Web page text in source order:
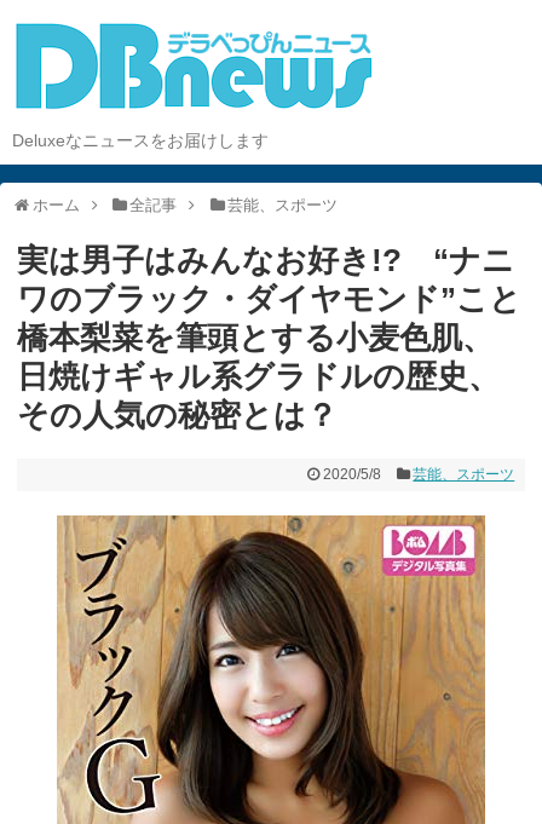
Deluxeなニュースをお届けします
ホーム 全記事 芸能、スポーツ
実は男子はみんなお好き!? “ナニ
ワのブラック・ダイヤモンド”こと
橋本梨菜を筆頭とする小麦色肌、
日焼けギャル系グラドルの歴史、
その人気の秘密とは？
2020/5/8 芸能、スポーツ